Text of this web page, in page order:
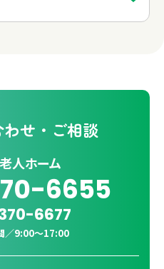
せ・ご相談
人ホーム
6655
6677
／9:00〜17:00